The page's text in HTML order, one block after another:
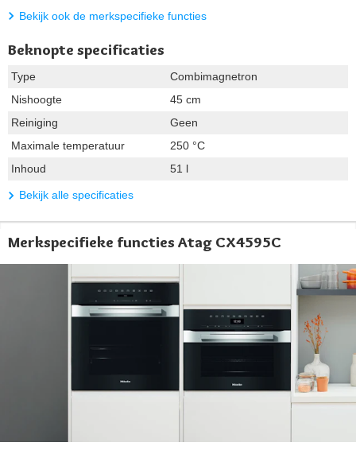
Bekijk ook de merkspecifieke functies
Beknopte specificaties
Type
Combimagnetron
Nishoogte
45 cm
Reiniging
Geen
Maximale temperatuur
250 °C
Inhoud
51 l
Bekijk alle specificaties
Merkspecifieke functies Atag CX4595C